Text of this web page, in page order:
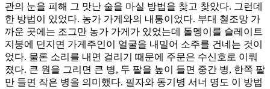
관의 눈을 피해 그 맛난 술을 마실 방법을 찾고 찾았다. 그런데
한 방법이 있었다. 농가 가게와의 내통이었다. 부대 철조망 가
까운 곳에는 조그만 농가 가게가 있었는데 돌멩이를 슬레이트
지붕에 던지면 가게주인이 얼굴을 내밀어 소주를 건네는 것이
었다. 물론 소리를 내면 걸리기 때문에 주문은 수신호로 이뤄
졌다. 큰 원을 그리면 큰 병, 두 팔을 높이 들면 중간 병, 한쪽 팔
만 들면 작은 병을 의미했다. 필자와 동기병 서너 명도 이 방법